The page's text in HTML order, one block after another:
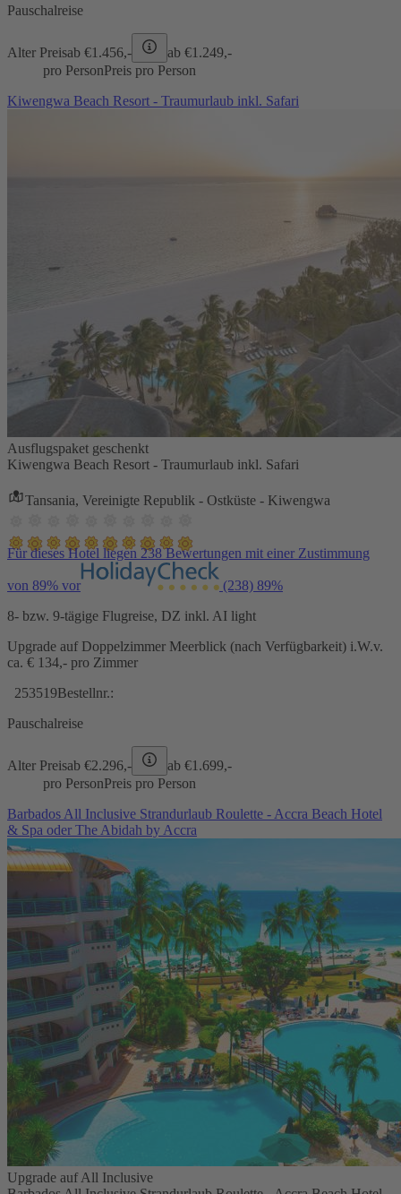
Pauschalreise
Alter Preisab €1.456,- ab €1.249,-
pro PersonPreis pro Person
Kiwengwa Beach Resort - Traumurlaub inkl. Safari
Ausflugspaket geschenkt
Kiwengwa Beach Resort - Traumurlaub inkl. Safari
Tansania, Vereinigte Republik - Ostküste - Kiwengwa
Für dieses Hotel liegen 238 Bewertungen mit einer Zustimmung
von 89% vor (238) 89%
8- bzw. 9-tägige Flugreise, DZ inkl. AI light
Upgrade auf Doppelzimmer Meerblick (nach Verfügbarkeit) i.W.v.
ca. € 134,- pro Zimmer
253519Bestellnr.:
Pauschalreise
Alter Preisab €2.296,- ab €1.699,-
pro PersonPreis pro Person
Barbados All Inclusive Strandurlaub Roulette - Accra Beach Hotel
& Spa oder The Abidah by Accra
Upgrade auf All Inclusive